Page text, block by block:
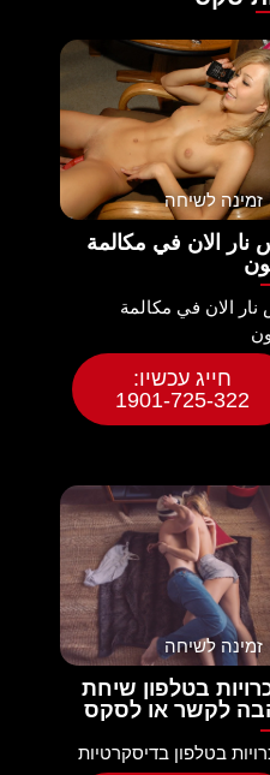
זמינה לשיחה
الان في مكالمة
الان في مكالمة
חייג עכשיו:
1901-725-322
זמינה לשיחה
בטלפון שיחת
לקשר או לסקס
בטלפון בדיסקרטיות